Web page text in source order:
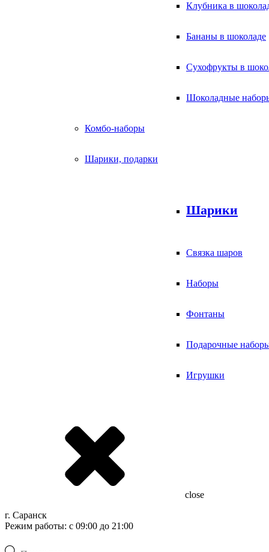
Клубника в
Бананы в шоколаде
Сухофрукты в
Шоколадные
Комбо-наборы
Шарики, подарки
Шарики
Связка шаров
Наборы
Фонтаны
Подарочные
Игрушки
close
г. Саранск
Режим работы: с 09:00 до 21:00